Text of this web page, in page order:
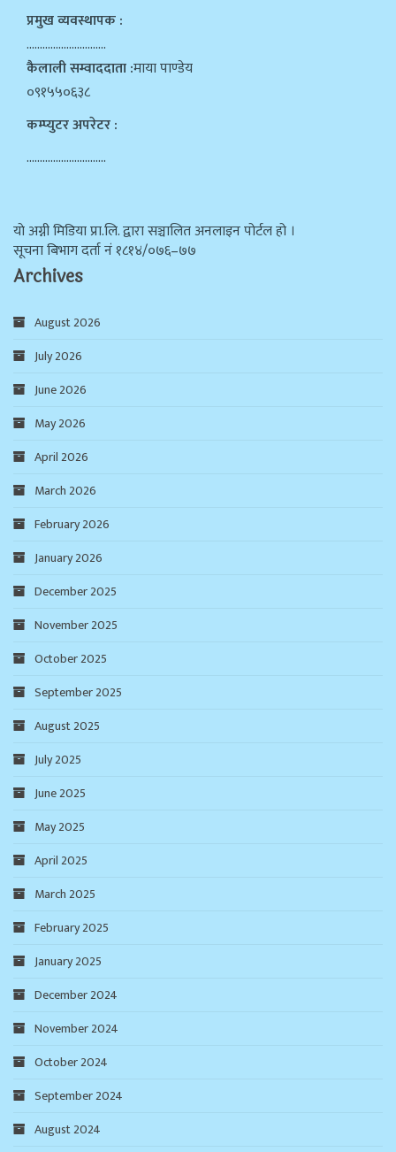
प्रमुख व्यवस्थापक :
…………………………
कैलाली सम्वाददाता :माया पाण्डेय
०९१५५०६३८
कम्प्युटर अपरेटर :
…………………………
याे अग्नी मिडिया प्रा.लि. द्वारा सञ्चालित अनलाइन पोर्टल हो ।
सूचना बिभाग दर्ता न‌ं १८१४/०७६–७७
Archives
August 2026
July 2026
June 2026
May 2026
April 2026
March 2026
February 2026
January 2026
December 2025
November 2025
October 2025
September 2025
August 2025
July 2025
June 2025
May 2025
April 2025
March 2025
February 2025
January 2025
December 2024
November 2024
October 2024
September 2024
August 2024